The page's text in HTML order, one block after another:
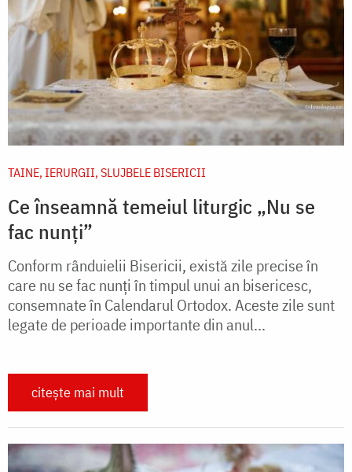
TAINE, IERURGII, SLUJBELE BISERICII
Ce înseamnă temeiul liturgic „Nu se
fac nunți”
Conform rânduielii Bisericii, există zile precise în
care nu se fac nunți în timpul unui an bisericesc,
consemnate în Calendarul Ortodox. Aceste zile sunt
legate de perioade importante din anul...
citește mai mult